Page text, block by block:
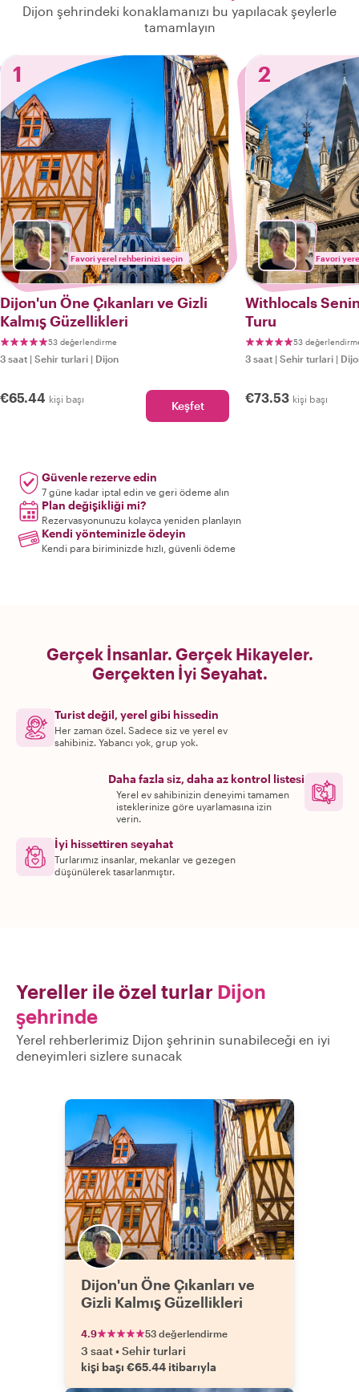
Dijon şehrindeki konaklamanızı bu yapılacak şeylerle
tamamlayın
1
Favori yerel rehberinizi seçin
Dijon'un Öne Çıkanları ve Gizli
Kalmış Güzellikleri
53 değerlendirme
3 saat | Sehir turlari | Dijon
€65.44 kişi başı Keşfet
2
Favori
Withlocals
Turu
53
3 saat | Sehir turlari |
€73.53 kişi başı
Güvenle rezerve edin
7 güne kadar iptal edin ve geri ödeme alın
Plan değişikliği mi?
Rezervasyonunuzu kolayca yeniden planlayın
Kendi yönteminizle ödeyin
Kendi para biriminizde hızlı, güvenli ödeme
Gerçek İnsanlar. Gerçek Hikayeler.
Gerçekten İyi Seyahat.
Turist değil, yerel gibi hissedin
Her zaman özel. Sadece siz ve yerel ev
sahibiniz. Yabancı yok, grup yok.
Daha fazla siz, daha az kontrol listesi
Yerel ev sahibinizin deneyimi tamamen
isteklerinize göre uyarlamasına izin
verin.
İyi hissettiren seyahat
Turlarımız insanlar, mekanlar ve gezegen
düşünülerek tasarlanmıştır.
Yereller ile özel turlar Dijon
şehrinde
Yerel rehberlerimiz Dijon şehrinin sunabileceği en iyi
deneyimleri sizlere sunacak
Dijon'un Öne Çıkanları ve
Gizli Kalmış Güzellikleri
4.9 53 değerlendirme
3 saat•Sehir turlari
kişi başı €65.44 itibarıyla